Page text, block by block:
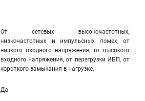
От сетевых высокочастотных,
низкочастотных и импульсных помех, от
низкого входного напряжения, от высокого
входного напряжения, от перегрузки ИБП, от
короткого замыкания в нагрузке.
Да